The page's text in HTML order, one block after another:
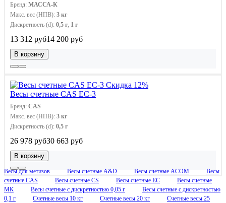
Бренд: МАССА-К
Макс. вес (НПВ): 3 кг
Дискретность (d): 0,5 г, 1 г
13 312 руб14 200 руб
В корзину
Скидка 12%
Весы счетные CAS EC-3
Бренд: CAS
Макс. вес (НПВ): 3 кг
Дискретность (d): 0,5 г
26 978 руб30 663 руб
В корзину
Весы для метизов Весы счетные A&D Весы счетные ACOM
Весы
счетные CAS
Весы счетные CS Весы счетные EC
Весы счетные
МК
Весы счетные с дискретностью 0,05 г
Весы счетные с дискретностью
0,1 г
Счетные весы 10 кг Счетные весы 20 кг
Счетные весы 25